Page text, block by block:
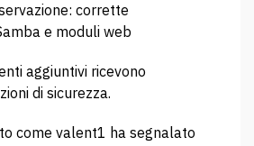
corrette
e moduli web
aggiuntivi ricevono
di sicurezza.
come valent1 ha segnalato